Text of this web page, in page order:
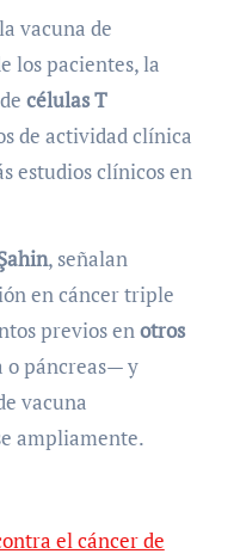
vacuna de
los pacientes, la
células T
de actividad clínica
estudios clínicos en
, señalan
en cáncer triple
previos enotros
páncreas— y
vacuna
ampliamente.
el cáncer de